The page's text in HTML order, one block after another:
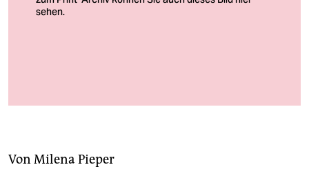
verlag
shop
unterstützen
Von Milena Pieper